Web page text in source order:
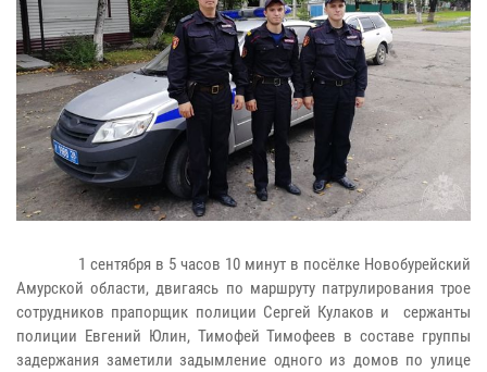
1 сентября в 5 часов 10 минут в посёлке Новобурейский
Амурской области, двигаясь по маршруту патрулирования трое
сотрудников прапорщик полиции Сергей Кулаков и сержанты
полиции Евгений Юлин, Тимофей Тимофеев в составе группы
задержания заметили задымление одного из домов по улице